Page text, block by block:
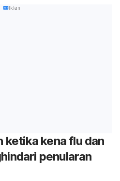
Iklan
ketika kena flu dan
penularan